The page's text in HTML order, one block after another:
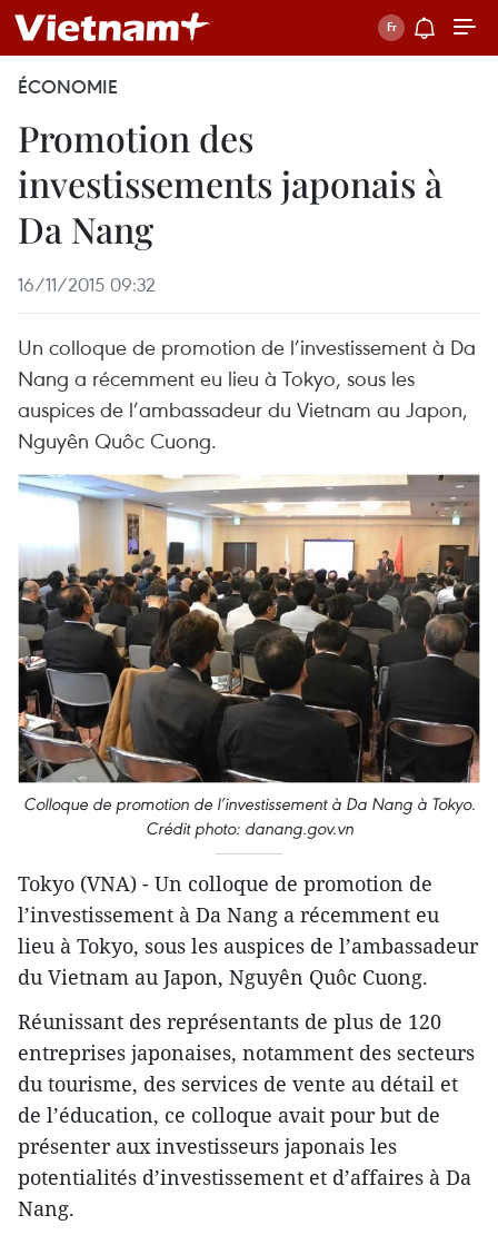
ÉCONOMIE
Promotion des
investissements japonais à
Da Nang
16/11/2015 09:32
Un colloque de promotion de l’investissement à Da
Nang a récemment eu lieu à Tokyo, sous les
auspices de l’ambassadeur du Vietnam au Japon,
Nguyên Quôc Cuong.
Colloque de promotion de l’investissement à Da Nang à Tokyo.
Crédit photo: danang.gov.vn
Tokyo (VNA) - Un colloque de promotion de
l’investissement à Da Nang a récemment eu
lieu à Tokyo, sous les auspices de l’ambassadeur
du Vietnam au Japon, Nguyên Quôc Cuong.
Réunissant des représentants de plus de 120
entreprises japonaises, notamment des secteurs
du tourisme, des services de vente au détail et
de l’éducation, ce colloque avait pour but de
présenter aux investisseurs japonais les
potentialités d’investissement et d’affaires à Da
Nang.